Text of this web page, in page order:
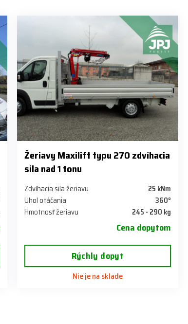
Žeriavy Maxilift typu 270 zdvíhacia
sila nad 1 tonu
Zdvíhacia sila žeriavu
25 kNm
Uhol otáčania
360°
Hmotnosť žeriavu
245 - 290 kg
Cena dopytom
Rýchly dopyt
Nie je na sklade